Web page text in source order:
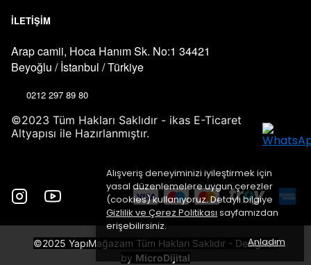
Alışveriş deneyiminizi iyileştirmek için
yasal düzenlemelere uygun çerezler
(cookies) kullanıyoruz. Detaylı bilgiye
Gizlilik ve Çerez Politikası sayfamızdan
erişebilirsiniz.
Anladım
İLETİŞİM
Arap camii, Hoca Hanım Sk. No:1 34421
Beyoğlu / İstanbul / Türkiye
0212 297 89 80
©2023 Tüm Hakları Saklıdır - ikas E-Ticaret
Altyapısı ile Hazırlanmıştır.
©2025 YapıMağazam Tüm Hakları Saklıdır - Designed
by MicroDijital